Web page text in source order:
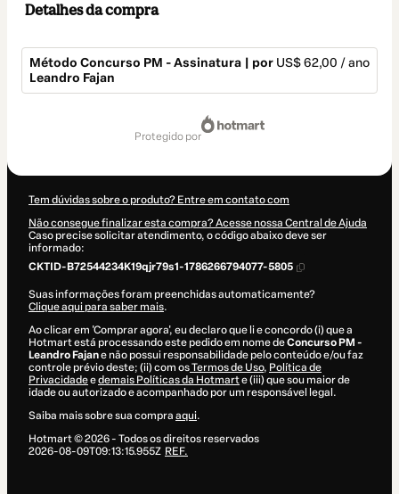
Detalhes da compra
Método Concurso PM - Assinatura | por
Leandro Fajan
US$ 62,00 / ano
protegido por
Tem dúvidas sobre o produto? Entre em contato com
Não consegue finalizar esta compra? Acesse nossa Central de Ajuda
Caso precise solicitar atendimento, o código abaixo deve ser
informado:
CKTID-B72544234K19qjr79s1-1786266794077-5805
Suas informações foram preenchidas automaticamente?
Clique aqui para saber mais.
Ao clicar em 'Comprar agora', eu declaro que li e concordo (i) que a
Hotmart está processando este pedido em nome deConcurso PM -
Leandro Fajane não possui responsabilidade pelo conteúdo e/ou faz
controle prévio deste; (ii) com osTermos de Uso, Política de
Privacidadeedemais Políticas da Hotmarte (iii) que sou maior de
idade ou autorizado e acompanhado por um responsável legal.
Saiba mais sobre sua compra aqui.
Hotmart ©2026- Todos os direitos reservados
2026-08-09T09:13:15.955Z REF.